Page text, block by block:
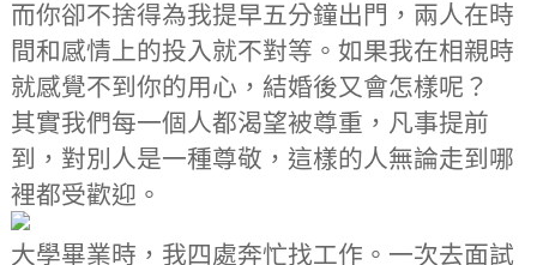
而你卻不捨得為我提早五分鐘出門，兩人在時
間和感情上的投入就不對等。如果我在相親時
就感覺不到你的用心，結婚後又會怎樣呢？
其實我們每一個人都渴望被尊重，凡事提前
到，對別人是一種尊敬，這樣的人無論走到哪
裡都受歡迎。
大學畢業時，我四處奔忙找工作。一次去面試